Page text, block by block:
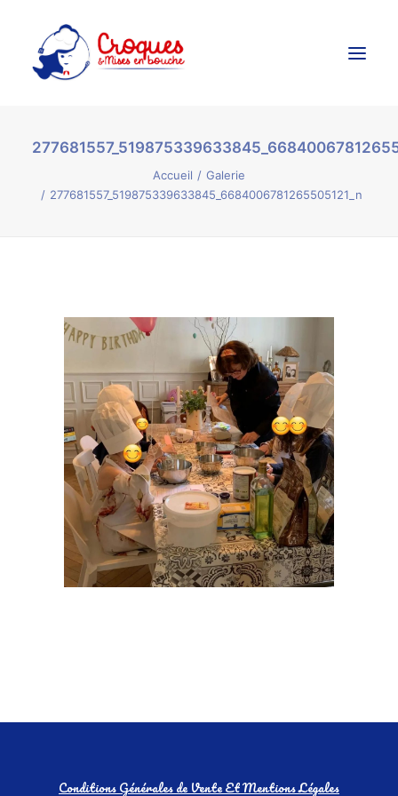
Accueil
Ateliers Culinaires
Galerie
Accueil
Galerie
277681557_519875339633845_6684006781265505121_n
Conditions Générales de Vente Et Mentions Légales